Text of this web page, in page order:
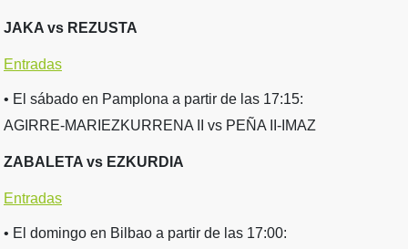
JAKA vs REZUSTA
Entradas
• El sábado en Pamplona a partir de las 17:15:
AGIRRE-MARIEZKURRENA II vs PEÑA II-IMAZ
ZABALETA vs EZKURDIA
Entradas
• El domingo en Bilbao a partir de las 17:00: